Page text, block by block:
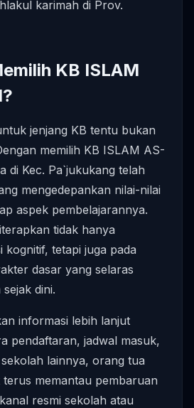
karimah di Prov.
KB ISLAM
jenjang KB tentu bukan
memilih KB ISLAM AS-
di Kec. Pa`jukukang telah
mengedepankan nilai-nilai
aspek pembelajarannya.
tidak hanya
kognitif, tetapi juga pada
dasar yang selaras
dini.
informasi lebih lanjut
pendaftaran, jadwal masuk,
lainnya, orang tua
memantau pembaruan
resmi sekolah atau